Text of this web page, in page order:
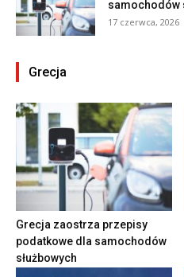
samochodów
17 czerwca, 2026
Grecja
Grecja zaostrza przepisy
podatkowe dla samochodów
służbowych